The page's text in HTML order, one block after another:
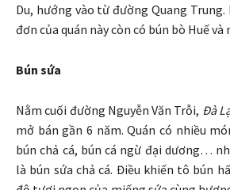
Du, hướng vào từ đường Quang
đơn của quán này còn có bún bò Huế và
Bún sứa
Nằm cuối đường Nguyễn Văn Trỗi, Đà
mở bán gần 6 năm. Quán có nhiều
bún chả cá, bún cá ngừ đại dương…
là bún sứa chả cá. Điều khiến tô bún